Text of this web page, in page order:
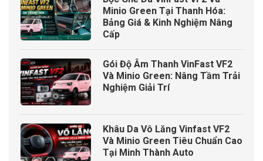
đem đến sự riêng biệt cũng như độ nhận diện của sản
phẩm.
Công nghệ đèn bi Laser
Đèn bi Laser ô tô
hoạt động bằng cách sử dụng tia
laser để kích thích một môi trường phát sáng, tạo ra
ánh sáng mạnh mẽ. Điều này khác với các loại đèn
halogen hay đèn LED truyền thống, vốn sử dụng dây
tóc hoặc diode phát sáng để tạo ánh sáng.
Minio Green Tại Thanh Hóa:
Bảng Giá & Kinh Nghiệm Nâng
Cấp
Gói Độ Âm Thanh VinFast VF2
Và Minio Green: Nâng Tầm Trải
Nghiệm Giải Trí
Khâu Da Vô Lăng Vinfast VF2
Và Minio Green Tiêu Chuẩn Cao
Tại Minh Thành Auto